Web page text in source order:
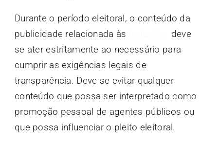
Durante o período eleitoral, o conteúdo da
publicidade relacionada às
deve
se ater estritamente ao necessário para
cumprir as exigências legais de
transparência. Deve-se evitar qualquer
conteúdo que possa ser interpretado como
promoção pessoal de agentes públicos ou
que possa influenciar o pleito eleitoral.